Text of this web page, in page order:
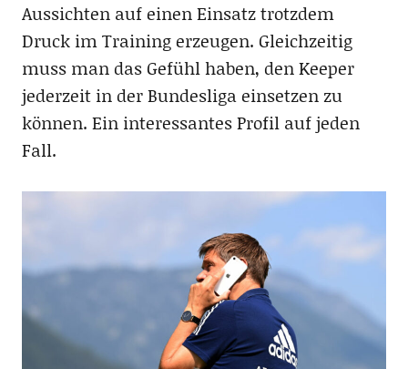
Aussichten auf einen Einsatz trotzdem
Druck im Training erzeugen. Gleichzeitig
muss man das Gefühl haben, den Keeper
jederzeit in der Bundesliga einsetzen zu
können. Ein interessantes Profil auf jeden
Fall.